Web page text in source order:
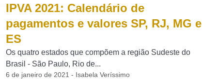
IPVA 2021: Calendário de
pagamentos e valores SP, RJ, MG e
ES
Os quatro estados que compõem a região Sudeste do
Brasil - São Paulo, Rio de...
6 de janeiro de 2021 - Isabela Veríssimo